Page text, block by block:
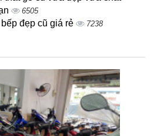
6505
đẹp cũ giá rẻ 7238